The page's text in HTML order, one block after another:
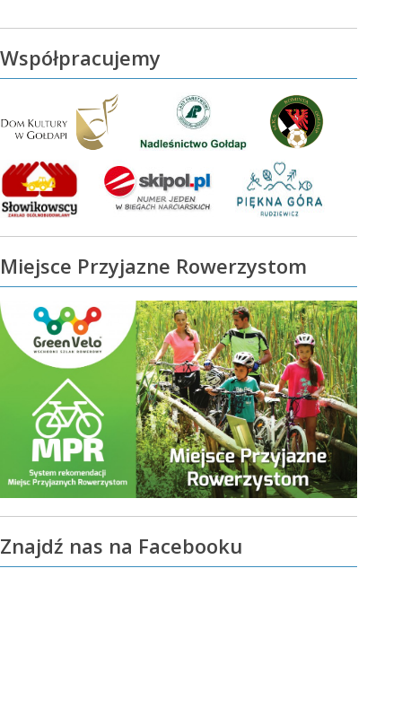
Współpracujemy
Miejsce Przyjazne Rowerzystom
Znajdź nas na Facebooku